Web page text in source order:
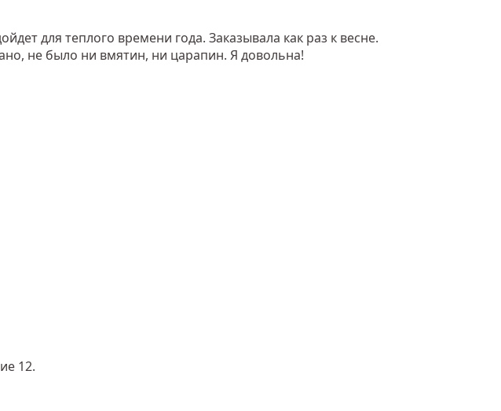
для теплого времени года. Заказывала как раз к весне.
не было ни вмятин, ни царапин. Я довольна!
12.